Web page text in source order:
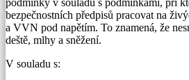
bezpečnostních předpisů pracovat na
a VVN pod napětím. To znamená, že
deště, mlhy a sněžení.
V souladu s: